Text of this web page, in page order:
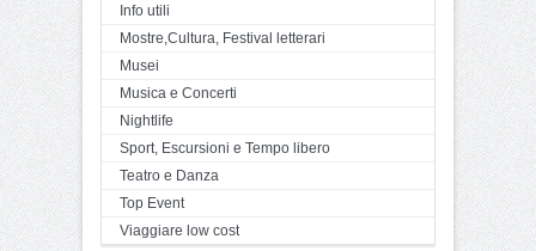
Info utili
Mostre,Cultura, Festival letterari
Musei
Musica e Concerti
Nightlife
Sport, Escursioni e Tempo libero
Teatro e Danza
Top Event
Viaggiare low cost